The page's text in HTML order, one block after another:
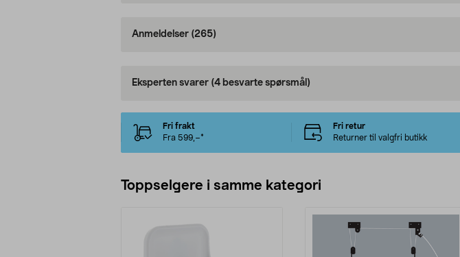
Anmeldelser (265)
Eksperten svarer (4 besvarte spørsmål)
Fri frakt
Fra 599,–*
Fri retur
Returner til valgfri butikk
Toppselgere i samme kategori